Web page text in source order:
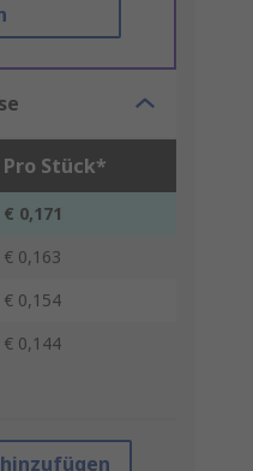
Pro Stück*
€ 0,171
€ 0,163
€ 0,154
€ 0,144